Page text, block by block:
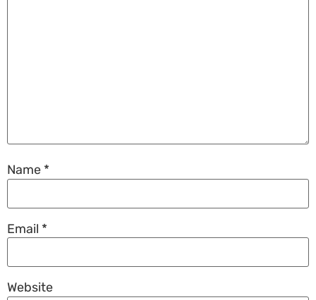
Name *
Email *
Website